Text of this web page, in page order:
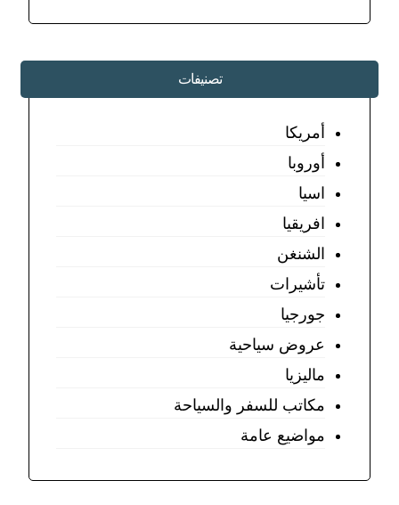
تصنيفات
أمريكا
أوروبا
اسيا
افريقيا
الشنغن
تأشيرات
جورجيا
عروض سياحية
ماليزيا
مكاتب للسفر والسياحة
مواضيع عامة